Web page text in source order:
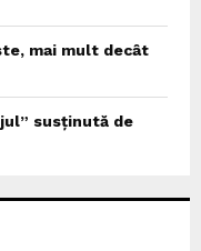
mai mult decât
susținută de